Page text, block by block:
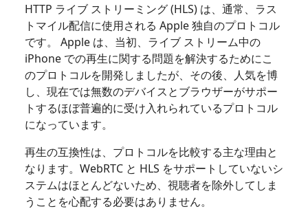
HTTP ライブ ストリーミング (HLS) は、通常、ラス
トマイル配信に使用される Apple 独自のプロトコル
です。 Apple は、当初、ライブ ストリーム中の
iPhone での再生に関する問題を解決するためにこ
のプロトコルを開発しましたが、その後、人気を博
し、現在では無数のデバイスとブラウザーがサポー
トするほぼ普遍的に受け入れられているプロトコル
になっています。
再生の互換性は、プロトコルを比較する主な理由と
なります。WebRTC と HLS をサポートしていないシ
ステムはほとんどないため、視聴者を除外してしま
うことを心配する必要はありません。